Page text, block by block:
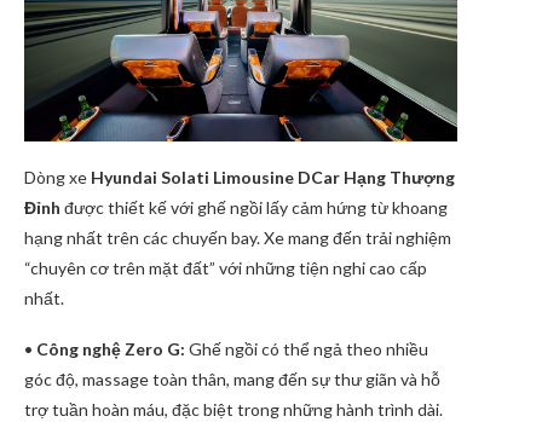
Dòng xe Hyundai Solati Limousine DCar Hạng Thượng
Đỉnh được thiết kế với ghế ngồi lấy cảm hứng từ khoang
hạng nhất trên các chuyến bay. Xe mang đến trải nghiệm
“chuyên cơ trên mặt đất” với những tiện nghi cao cấp
nhất.
• Công nghệ Zero G: Ghế ngồi có thể ngả theo nhiều
góc độ, massage toàn thân, mang đến sự thư giãn và hỗ
trợ tuần hoàn máu, đặc biệt trong những hành trình dài.